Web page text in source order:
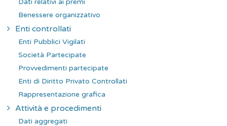
Benessere organizzativo
Enti controllati
Enti Pubblici Vigilati
Società Partecipate
Provvedimenti partecipate
Enti di Diritto Privato Controllati
Rappresentazione grafica
Attività e procedimenti
Dati aggregati